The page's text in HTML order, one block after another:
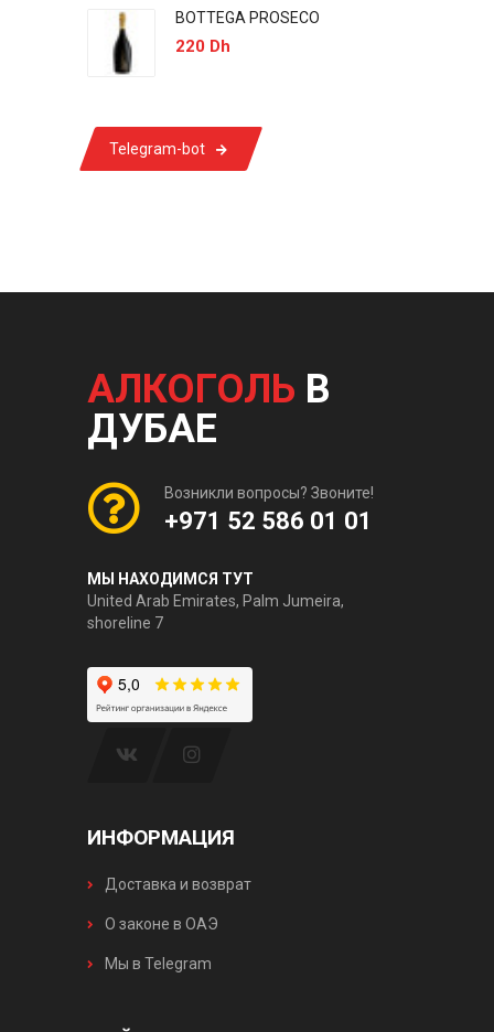
BOTTEGA PROSECO
220 Dh
Telegram-bot
АЛКОГОЛЬ В
ДУБАЕ
Возникли вопросы? Звоните!
+971 52 586 01 01
МЫ НАХОДИМСЯ ТУТ
United Arab Emirates, Palm Jumeira,
shoreline 7
ИНФОРМАЦИЯ
Доставка и возврат
О законе в ОАЭ
Мы в Telegram